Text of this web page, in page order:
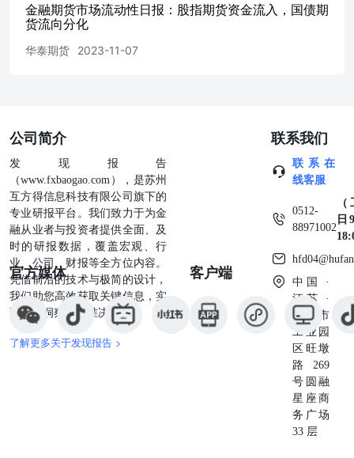
金融期货市场流动性日报：股指期货资金流入，国债期
货流向分化
华泰期货 2023-11-07
公司简介
发现报告
（www.fxbaogao.com），是苏州
互方得信息科技有限公司旗下的
专业研报平台。我们致力于为金
融从业者与投资者提供全面、及
时的研报数据，覆盖宏观、行
业、公司、财报等全方位内容。
凭借前沿的技术与极简的设计，
我们助您高效获取关键信息，实
现深度洞察与精准决策。
了解更多关于发现报告 >
官方媒体 客户端
联系我们
联系在
线客服
0512-
88971002
日
中国 ·
江苏 ·
苏州市
工业园
区旺墩
路269
号圆融
星座商
务广场
33 层